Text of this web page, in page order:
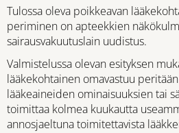
Tulossa oleva poikkeavan
periminen on apteekkien
sairausvakuutuslain uudistus.
Valmistelussa olevan esityksen
lääkekohtainen omavastuu
lääkeaineiden ominaisuuksien tai
toimittaa kolmea kuukautta
annosjaeltuna toimitettavista